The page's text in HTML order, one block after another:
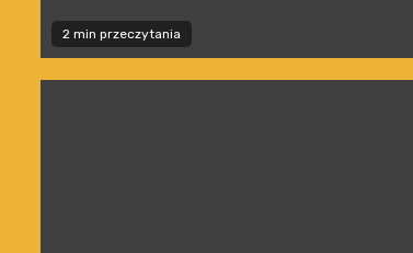
2 min przeczytania